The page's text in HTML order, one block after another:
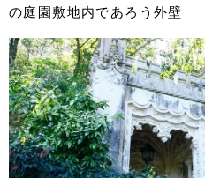
の庭園敷地内であろう外壁